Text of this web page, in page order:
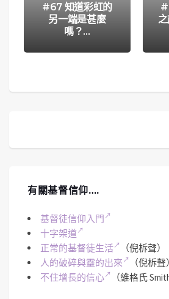
#67 知道彩虹的
另一端是甚麼
嗎？…
有關基督信仰….
基督徒信仰入門
十字架道
正常的基督徒生活
（倪柝聲）
人的破碎與靈的出來
（倪柝聲）
不住增長的信心
（維格氏